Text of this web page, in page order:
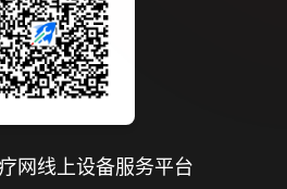
网线上设备服务平台